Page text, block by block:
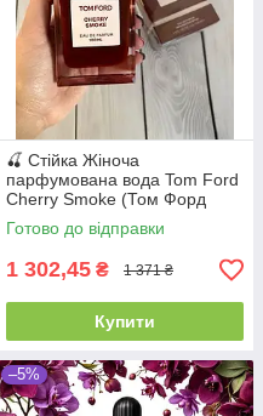
🍒 Стійка Жіноча
парфумована вода Tom Ford
Cherry Smoke (Том Форд
Черрі Смок) 100 мл
Готово до відправки
1 302,45 ₴ 1 371 ₴
Купити
–5%